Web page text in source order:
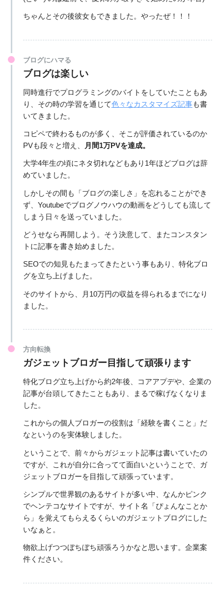
ちゃんとその後彼女もできました。やったぜ！！！
ブログにハマる
ブログは楽しい
同時進行でプログラミングのバイトをしていたこともあ
り、その時の学習を通じて色々なカスタマイズ記事も書
いてきました。
コピペで終わるものが多く、そこが評価されているのか
PVも段々と増え、
月間1万PVを達成。
大学4年生の頃にネタ切れなどもあり1年ほどブログは辞
めていました。
しかしその間も「ブログの楽しさ」を忘れることができ
ず、Youtubeでブログノウハウの動画をどうしても流して
しまう日々を送っていました。
どうせなら再開しよう。そう決意して、またコンスタン
トに記事を書き始めました。
SEOでの知見もたまってきたという事もあり、特化ブロ
グを立ち上げました。
そのサイトから、月10万円の収益を得られるまでになり
ました。
方向転換
ガジェットブロガー目指して頑張ります
特化ブログ立ち上げから約2年後、コアアプデや、企業の
記事が台頭してきたこともあり、まるで稼げなくなりま
した。
これからの個人ブロガーの役割は「経験を書くこと」だ
なというのを実体験しました。
ということで、前々からガジェット記事は書いていたの
ですが、これが自分に合ってて面白いということで、ガ
ジェットブロガーを目指して頑張っています。
シンプルで世界観のあるサイトが多い中、なんかピンク
でヘンテコなサイトですが、サイト名「ぴょんなことか
ら」を覚えてもらえるくらいのガジェットブログにした
いなぁと。
物欲上げつつぼちぼち頑張ろうかなと思います。企業案
件ください。